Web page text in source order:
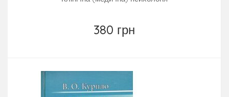
380 грн